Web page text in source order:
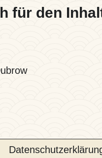
für den